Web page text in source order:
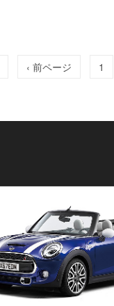
‹ 前ページ 1